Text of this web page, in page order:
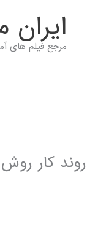
مرجع فیلم های
روند کار